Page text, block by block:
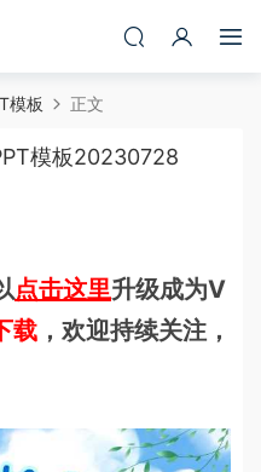
模板 正文
模板20230728
点击这里升级成为V
载 ，欢迎持续关注，